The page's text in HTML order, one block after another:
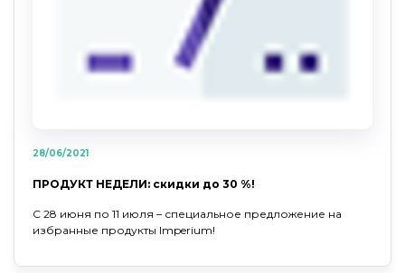
28/06/2021
ПРОДУКТ НЕДЕЛИ: скидки до 30 %!
С 28 июня по 11 июля – специальное предложение на
избранные продукты Imperium!